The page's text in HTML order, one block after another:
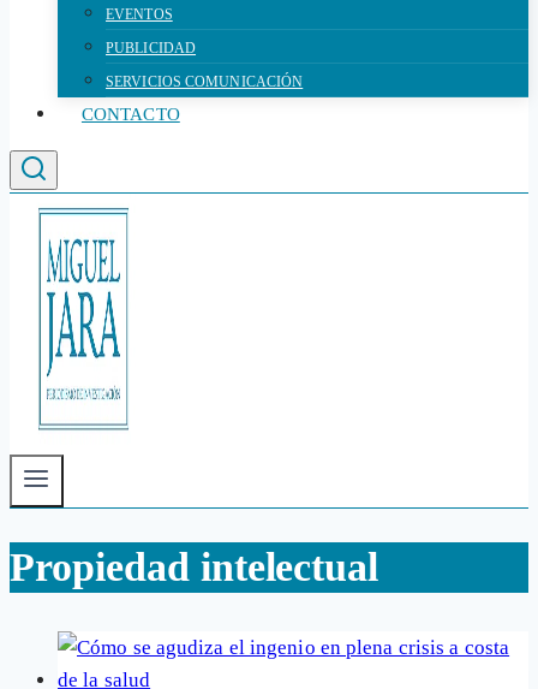
EVENTOS
PUBLICIDAD
SERVICIOS COMUNICACIÓN
CONTACTO
Propiedad intelectual